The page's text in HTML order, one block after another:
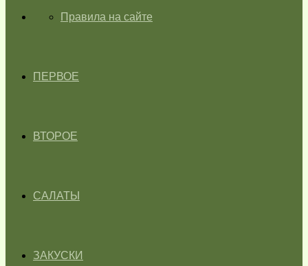
ГЛАВНАЯПравила на сайте
ПЕРВОЕ
ВТОРОЕ
САЛАТЫ
ЗАКУСКИ